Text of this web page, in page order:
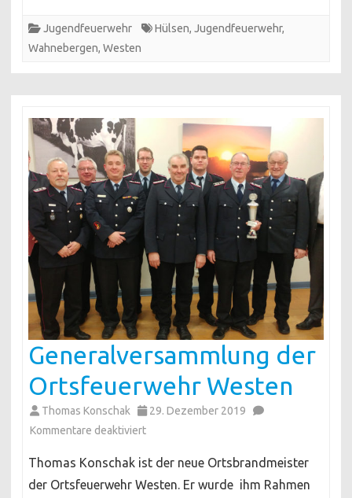
Jugendfeuerwehr Hülsen, Jugendfeuerwehr,
Wahnebergen, Westen
Generalversammlung der
Ortsfeuerwehr Westen
Thomas Konschak
29. Dezember 2019
Kommentare deaktiviertfür
der
Ortsfeuerwehr
Thomas Konschak ist der neue Ortsbrandmeister
der Ortsfeuerwehr Westen. Er wurde ihm Rahmen